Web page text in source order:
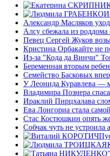
Александр Масляков
Алсу сбежала из роддома
Певец Сергей Жуков
Кристина Орбакайте не
Из-за "Кода да Винчи"
Беременная вторым
Семейство Басковых
У Леонида Куравлева —
Владимира Познера
Ираклий Пирцхалава
Ева Лонгориа стала
Стас Костюшкин опять
Собчак чуть не устроила